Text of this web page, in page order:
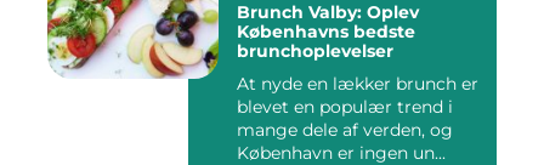
Brunch Valby: Oplev
Københavns bedste
brunchoplevelser
At nyde en lækker brunch er
blevet en populær trend i
mange dele af verden, og
København er ingen un...